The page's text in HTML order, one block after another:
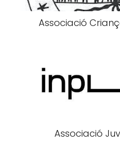
Associació
Associació